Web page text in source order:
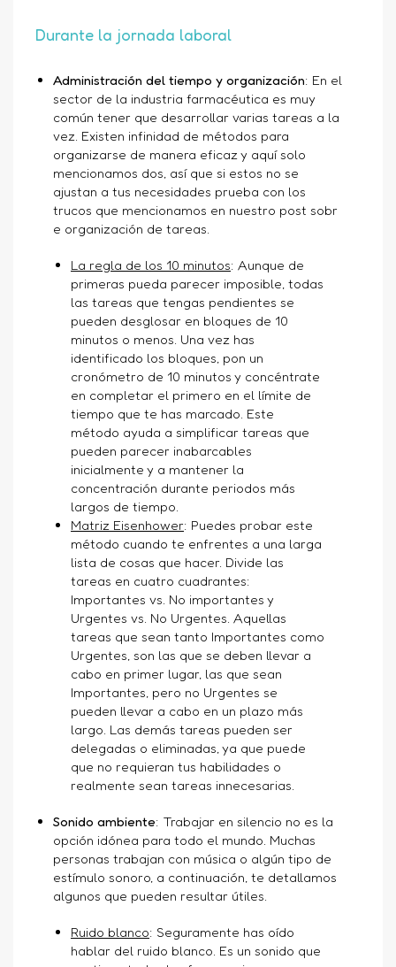
Durante la jornada laboral
Administración del tiempo y organización: En el
sector de la industria farmacéutica es muy
común tener que desarrollar varias tareas a la
vez. Existen infinidad de métodos para
organizarse de manera eficaz y aquí solo
mencionamos dos, así que si estos no se
ajustan a tus necesidades prueba con los
trucos que mencionamos en nuestro post sobr
e organización de tareas.
La regla de los 10 minutos: Aunque de
primeras pueda parecer imposible, todas
las tareas que tengas pendientes se
pueden desglosar en bloques de 10
minutos o menos. Una vez has
identificado los bloques, pon un
cronómetro de 10 minutos y concéntrate
en completar el primero en el límite de
tiempo que te has marcado. Este
método ayuda a simplificar tareas que
pueden parecer inabarcables
inicialmente y a mantener la
concentración durante periodos más
largos de tiempo.
Matriz Eisenhower: Puedes probar este
método cuando te enfrentes a una larga
lista de cosas que hacer. Divide las
tareas en cuatro cuadrantes:
Importantes vs. No importantes y
Urgentes vs. No Urgentes. Aquellas
tareas que sean tanto Importantes como
Urgentes, son las que se deben llevar a
cabo en primer lugar, las que sean
Importantes, pero no Urgentes se
pueden llevar a cabo en un plazo más
largo. Las demás tareas pueden ser
delegadas o eliminadas, ya que puede
que no requieran tus habilidades o
realmente sean tareas innecesarias.
Sonido ambiente: Trabajar en silencio no es la
opción idónea para todo el mundo. Muchas
personas trabajan con música o algún tipo de
estímulo sonoro, a continuación, te detallamos
algunos que pueden resultar útiles.
Ruido blanco: Seguramente has oído
hablar del ruido blanco. Es un sonido que